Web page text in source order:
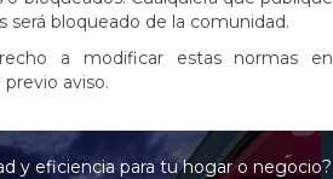
bloqueado de la comunidad.
a modificar estas normas en
aviso.
y eficiencia para tu hogar o negocio?